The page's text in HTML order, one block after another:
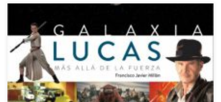
Al hablar de Lucasfilms automáticamente se nos viene a la mente
dos clásicas sagas, Star Wars e Indiana Jones. Pero la productora
creada por el cineasta George Lucas ha sido responsable de otros
grandes títulos cinematográficos que seguramente conozcas y
que probablemente no sabías. Es por ello que Diábolo Ediciones
[…]